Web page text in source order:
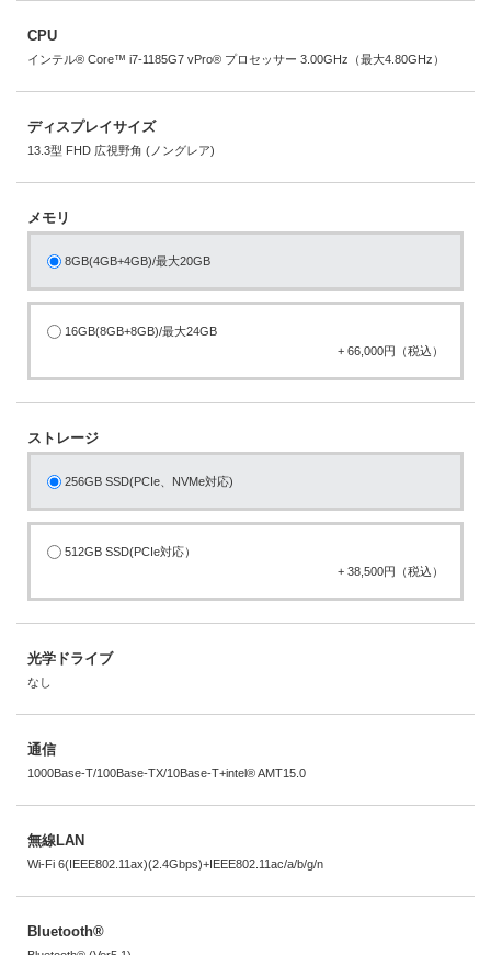
CPU
インテル® Core™ i7-1185G7 vPro® プロセッサー 3.00GHz（最大4.80GHz）
ディスプレイサイズ
13.3型 FHD 広視野角 (ノングレア)
メモリ
8GB(4GB+4GB)/最大20GB
16GB(8GB+8GB)/最大24GB
+ 66,000円（税込）
ストレージ
256GB SSD(PCIe、NVMe対応)
512GB SSD(PCIe対応）
+ 38,500円（税込）
光学ドライブ
なし
通信
1000Base-T/100Base-TX/10Base-T+intel® AMT15.0
無線LAN
Wi-Fi 6(IEEE802.11ax)(2.4Gbps)+IEEE802.11ac/a/b/g/n
Bluetooth®